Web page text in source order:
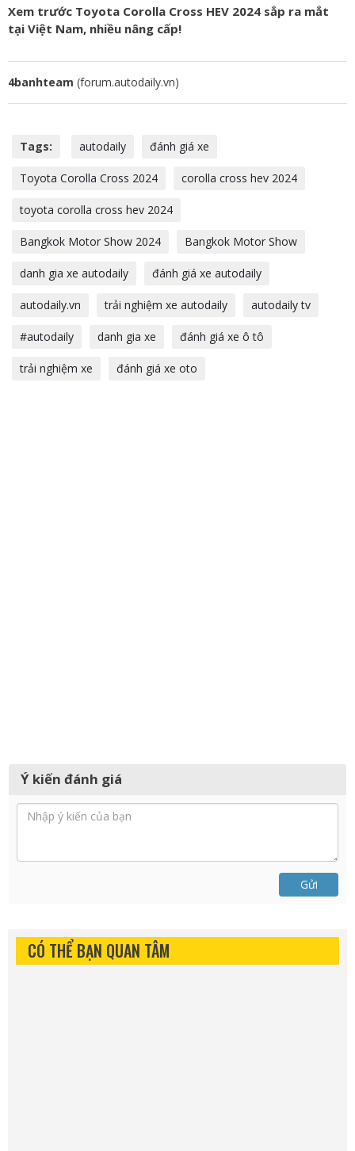
Xem trước Toyota Corolla Cross HEV 2024 sắp ra mắt
tại Việt Nam, nhiều nâng cấp!
4banhteam (forum.autodaily.vn)
Tags: autodaily đánh giá xe
Toyota Corolla Cross 2024 corolla cross hev 2024
toyota corolla cross hev 2024
Bangkok Motor Show 2024 Bangkok Motor Show
danh gia xe autodaily đánh giá xe autodaily
autodaily.vn trải nghiệm xe autodaily autodaily tv
#autodaily danh gia xe đánh giá xe ô tô
trải nghiệm xe đánh giá xe oto
Ý kiến đánh giá
Gửi
CÓ THỂ BẠN QUAN TÂM